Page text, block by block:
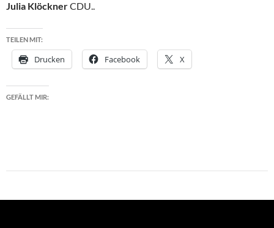
Julia KlöcknerCDU..
TEILEN MIT:
Drucken Facebook X
GEFÄLLT MIR: